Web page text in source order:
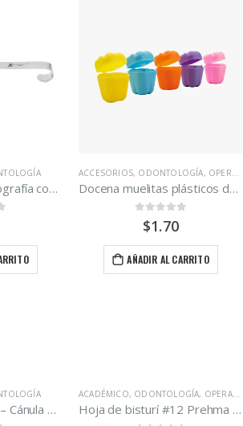
DENTAL QUIRÚRGICO
Ganchos para radiografía con 6 clips Denpro.
ACCESORIOS, ODONTOLOGÍA, OPERATORIA DENTAL
Docena muelitas plásticos de colores para dientes Bakel Dental
out of 5
$1.70
AÑADIR AL CARRITO
Eyector quirúrgico – Cánula 1/4 verde paquete de 25 unidades
ACADÉMICO, ODONTOLOGÍA, OPERATORIA DENTAL
Hoja de bisturí #12 Prehma caja de 100 unidades